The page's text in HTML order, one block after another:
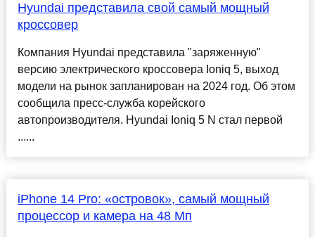
Hyundai представила свой самый мощный
кроссовер
Компания Hyundai представила "заряженную"
версию электрического кроссовера Ioniq 5, выход
модели на рынок запланирован на 2024 год. Об этом
сообщила пресс-служба корейского
автопроизводителя. Hyundai Ioniq 5 N стал первой
......
iPhone 14 Pro: «островок», самый мощный
процессор и камера на 48 Мп